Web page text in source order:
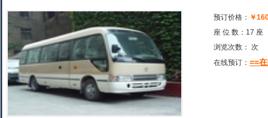
预订价格： ￥
座 位 数：17 座
浏览次数：
次
在线预订： ==